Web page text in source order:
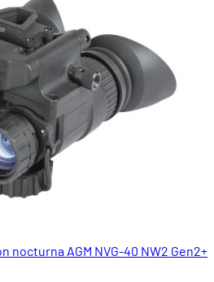
nocturna AGM NVG-40 NW2 Gen2+